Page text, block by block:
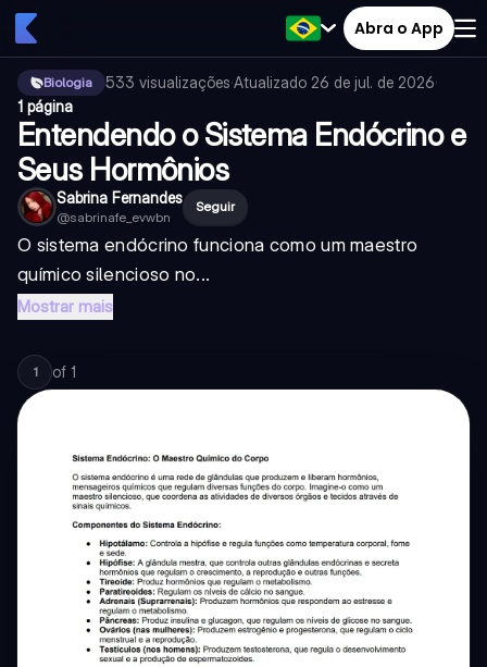
Abra o App
Biologia 533 visualizações·Atualizado 26 de jul. de 2026·
1 página
Entendendo o Sistema Endócrino e
Seus Hormônios
Sabrina Fernandes
@sabrinafe_evwbn
Seguir
O sistema endócrino funciona como um maestro
químico silencioso no...
Mostrar mais
1 of 1